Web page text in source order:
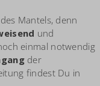
Mantels, denn
und
einmal notwendig
der
findest Du in